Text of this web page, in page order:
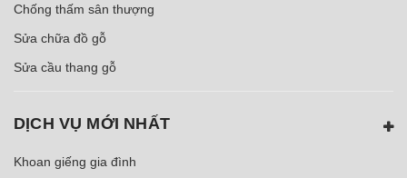
Chống thấm sân thượng
Sửa chữa đồ gỗ
Sửa cầu thang gỗ
DỊCH VỤ MỚI NHẤT
Khoan giếng gia đình